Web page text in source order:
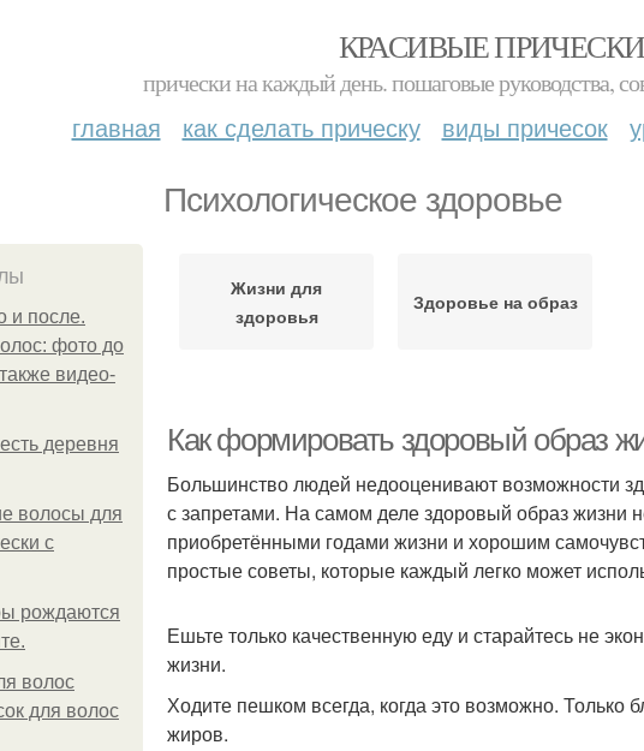
КРАСИВЫЕ ПРИЧЕСКИ
прически на каждый день. пошаговые руководства,
главная как сделать прическу виды причесок
Психологическое здоровье
и после.
фото до
видео-
деревня
волосы для
с
рождаются
волос
для волос
Жизни для
здоровья
Здоровье на образ
Как формировать здоровый образ
Большинство людей недооценивают возможности
с запретами. На самом деле здоровый образ жизни
приобретёнными годами жизни и хорошим
простые советы, которые каждый легко может
Ешьте только качественную еду и старайтесь не
жизни.
Ходите пешком всегда, когда это возможно.
жиров.